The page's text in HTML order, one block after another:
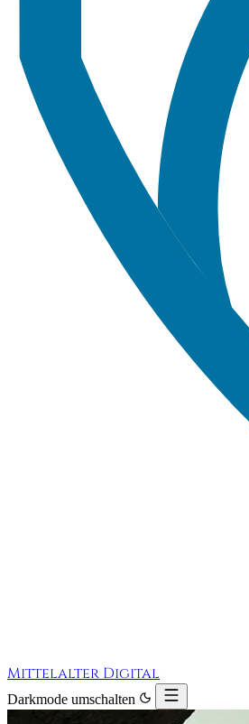
Mittelalter Digital
Darkmode umschalten